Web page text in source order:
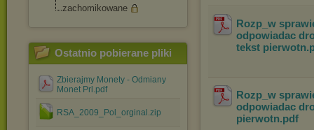
zachomikowane
Ostatnio pobierane pliki
Zbierajmy Monety - Odmiany
Monet Prl.pdf
RSA_2009_Pol_orginal.zip
Rozp_w
odpowiadac
tekst pierwotn
Rozp_w
odpowiadac
pierwotn.pdf